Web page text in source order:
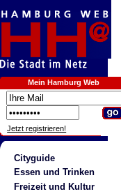
Mein Hamburg Web
Jetzt registrieren!
Cityguide
Essen und Trinken
Freizeit und Kultur